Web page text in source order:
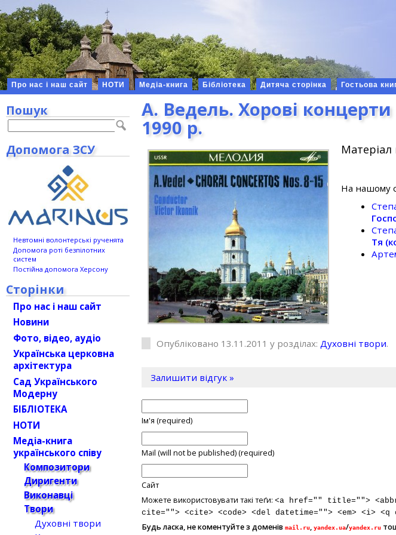
Про нас і наш сайт НОТИ Медіа-книга Бібліотека Дитяча сторінка Гостьова
А. Ведель. Хорові
1990 р.
Матеріал
На нашому
Тя
Опубліковано 13.11.2011 у розділах:Духовні твори.
Залишити відгук »
Ім'я (required)
Mail (will not be published) (required)
Сайт
Можете використовувати такі теґи:<a href="" title="">
cite=""> <cite> <code> <del datetime=""> <em> <i>
Будь ласка, не коментуйте з доменівmail.ru,yandex.ua/yandex.ru
Пошук
Допомога ЗСУ
Невтомні волонтерські рученята
Допомога роті безпілотних
систем
Постійна допомога Херсону
Сторінки
Про нас і наш сайт
Новини
Фото, відео, аудіо
Українська церковна
архітектура
Сад Українського
Модерну
БІБЛІОТЕКА
НОТИ
Медіа-книга
українського співу
Композитори
Диригенти
Виконавці
Твори
Духовні твори